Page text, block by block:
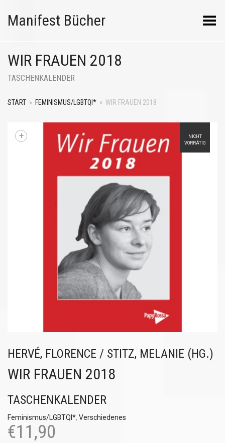
Manifest Bücher Menü umschalten
WIR FRAUEN 2018
TASCHENKALENDER
START » FEMINISMUS/LGBTQI* » WIR FRAUEN 2018
NICHT
VORRÄTIG
+
HERVÉ, FLORENCE / STITZ, MELANIE (HG.)
WIR FRAUEN 2018
TASCHENKALENDER
Feminismus/LGBTQI*, Verschiedenes
€11,90